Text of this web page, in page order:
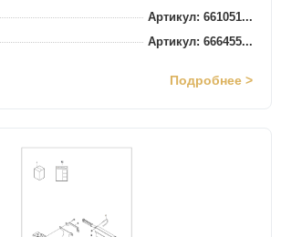
Артикул: 661051...
Артикул: 666455...
Подробнее >